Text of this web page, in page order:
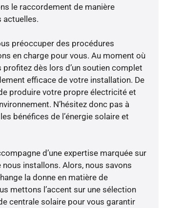
le raccordement de manière
actuelles.
préoccuper des procédures
en charge pour vous. Au moment où
dès lors d’un soutien complet
efficace de votre installation. De
produire votre propre électricité et
N’hésitez donc pas à
bénéfices de l’énergie solaire et
d’une expertise marquée sur
installons. Alors, nous savons
la donne en matière de
mettons l’accent sur une sélection
centrale solaire pour vous garantir